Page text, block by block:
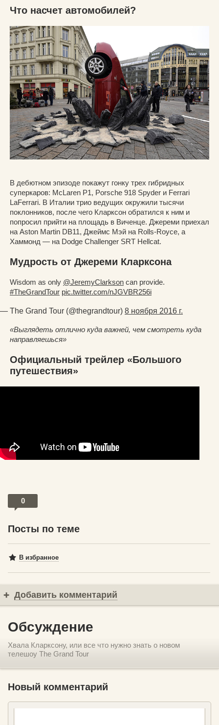
Что насчет автомобилей?
В дебютном эпизоде покажут гонку трех гибридных
суперкаров: McLaren P1, Porsche 918 Spyder и Ferrari
LaFerrari. В Италии трио ведущих окружили тысячи
поклонников, после чего Кларксон обратился к ним и
попросил прийти на площадь в Виченце. Джереми приехал
на Aston Martin DB11, Джеймс Мэй на Rolls-Royce, а
Хаммонд — на Dodge Challenger SRT Hellcat.
Мудрость от Джереми Кларксона
Wisdom as only @JeremyClarkson can provide.
#TheGrandTour pic.twitter.com/nJGVBR256i
— The Grand Tour (@thegrandtour) 8 ноября 2016 г.
«Выглядеть отлично куда важней, чем смотреть куда
направляешься»
Официальный трейлер «Большого
путешествия»
0
Посты по теме
В избранное
Добавить комментарий
Обсуждение
Хвала Кларксону, или все что нужно знать о новом
телешоу The Grand Tour
Новый комментарий